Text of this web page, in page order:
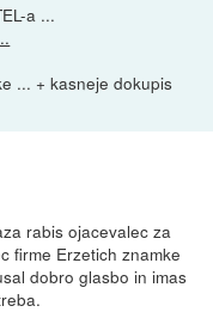
a ...
... + kasneje dokupis
rabis ojacevalec za
firme Erzetich znamke
dobro glasbo in imas